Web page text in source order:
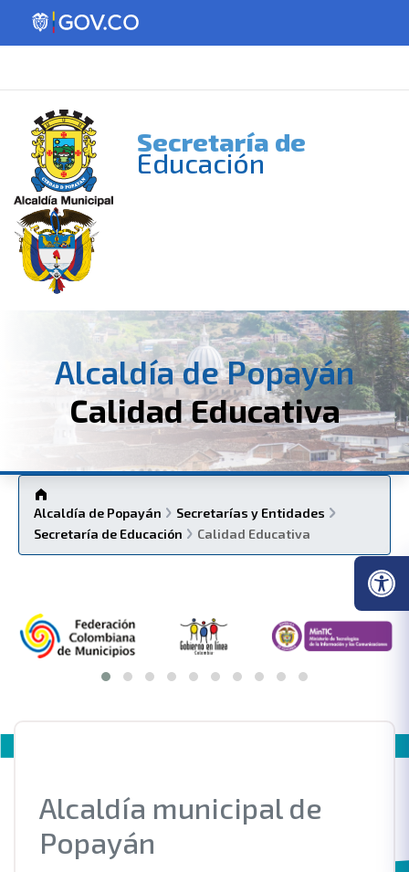
Secretaría de
Educación
Alcaldía de Popayán
Calidad Educativa
Alcaldía de Popayán
Secretarías y Entidades
Secretaría de Educación
Calidad Educativa
Alcaldía municipal de
Popayán